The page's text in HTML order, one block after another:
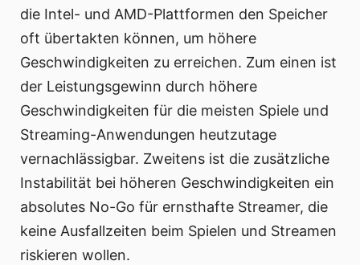
die Intel- und AMD-Plattformen den Speicher
oft übertakten können, um höhere
Geschwindigkeiten zu erreichen. Zum einen ist
der Leistungsgewinn durch höhere
Geschwindigkeiten für die meisten Spiele und
Streaming-Anwendungen heutzutage
vernachlässigbar. Zweitens ist die zusätzliche
Instabilität bei höheren Geschwindigkeiten ein
absolutes No-Go für ernsthafte Streamer, die
keine Ausfallzeiten beim Spielen und Streamen
riskieren wollen.